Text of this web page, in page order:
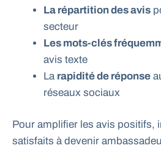
La répartition des avis
secteur
Les mots-clés
avis texte
La rapidité de réponse
réseaux sociaux
Pour amplifier les avis positifs,
satisfaits à devenir